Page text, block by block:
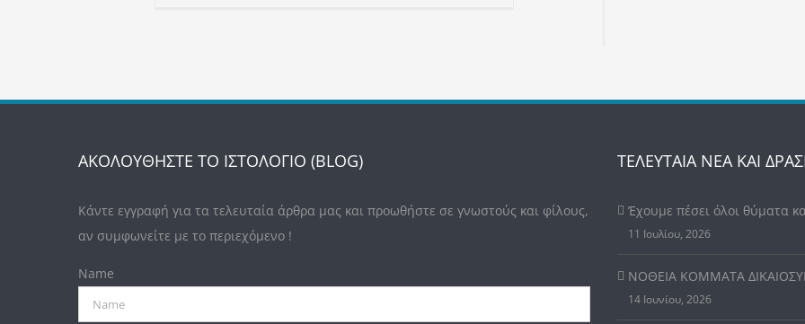
ΑΚΟΛΟΥΘΗΣΤΕ ΤΟ ΙΣΤΟΛΟΓΙΟ (BLOG)
Κάντε εγγραφή για τα τελευταία άρθρα μας και προωθήστε σε γνωστούς και φίλους,
αν συμφωνείτε με το περιεχόμενο !
Name
ΤΕΛΕΥΤΑΙΑ ΝΕΑ ΚΑΙ
Έχουμε πέσει όλοι θύματα
11 Ιουλίου, 2026
ΝΟΘΕΙΑ ΚΟΜΜΑΤΑ
14 Ιουνίου, 2026